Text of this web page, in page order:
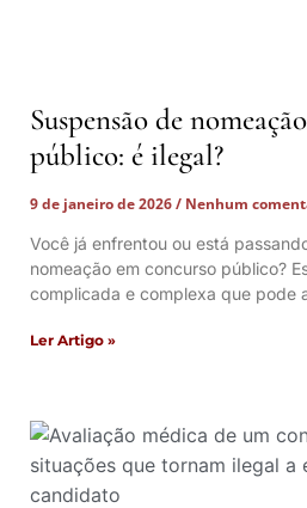
Suspensão de
público: é ilegal?
9 de janeiro de 2026
Nenhum
Você já enfrentou ou está
nomeação em concurso público?
complicada e complexa que pode
Ler Artigo »